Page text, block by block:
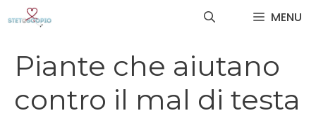
MENU
Piante che aiutano
contro il mal di testa